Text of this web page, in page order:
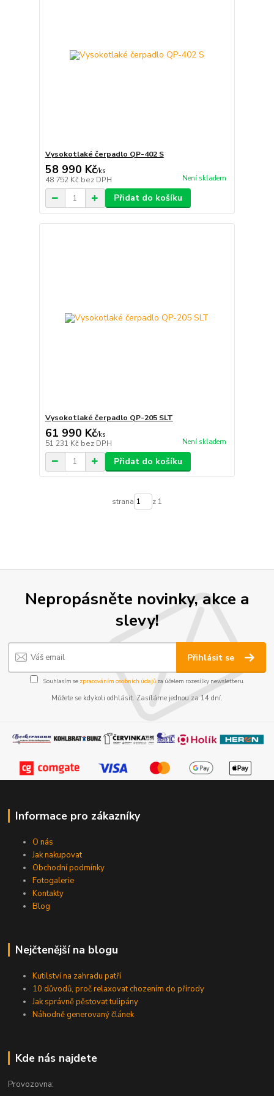
Vysokotlaké čerpadlo QP-402 S
58 990 Kč/ks
48 752 Kč bez DPH Není skladem
Přidat do košíku
Vysokotlaké čerpadlo QP-205 SLT
61 990 Kč/ks
51 231 Kč bez DPH Není skladem
Přidat do košíku
strana z 1
Nepropásněte novinky, akce a
slevy!
Přihlásit se
Souhlasím se zpracováním osobních údajůza účelem rozesílky newsletteru.
Můžete se kdykoli odhlásit. Zasíláme jednou za 14 dní.
Informace pro zákazníky
O nás
Jak nakupovat
Obchodní podmínky
Fotogalerie
Kontakty
Blog
Nejčtenější na blogu
Kutilství na zahradu patří
10 důvodů, proč relaxovat chozením do přírody
Jak správně pěstovat tulipány
Náhodně generovaný článek
Kde nás najdete
Provozovna: